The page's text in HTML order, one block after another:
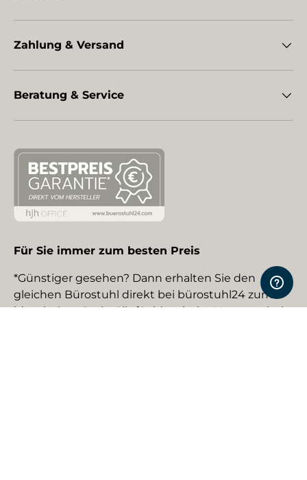
Zahlung & Versand
Beratung & Service
Für Sie immer zum besten Preis
*Günstiger gesehen? Dann erhalten Sie den
gleichen Bürostuhl direkt bei bürostuhl24 zum
identischen Preis. Gilt für identische Neuware bei